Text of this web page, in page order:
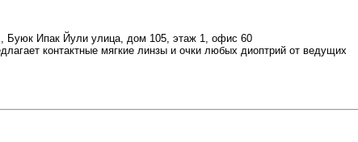
, Буюк Ипак Йули улица, дом 105, этаж 1, офис 60
контактные мягкие линзы и очки любых диоптрий от ведущих